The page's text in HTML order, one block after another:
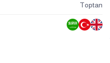
Toptan